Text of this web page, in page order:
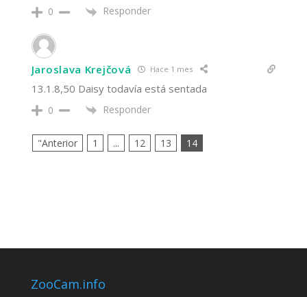
0 Responder
Jaroslava Krejčová Hace 1 mes
13.1.8,50 Daisy todavía está sentada
0 Responder
"Anterior 1 ... 12 13 14
ZooCam.info